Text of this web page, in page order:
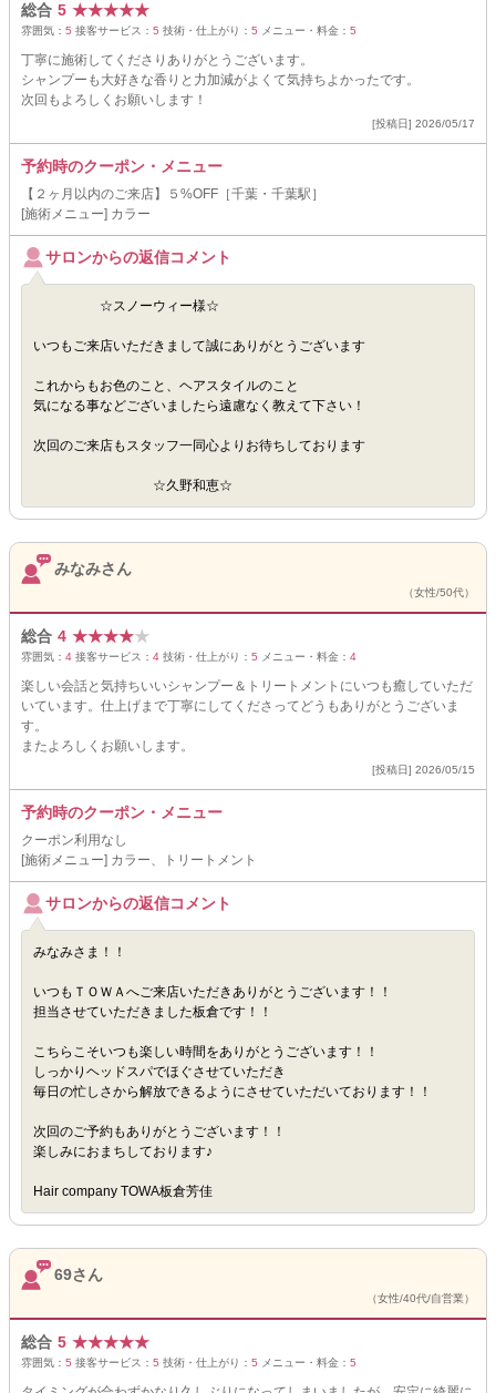
総合 5 ★★★★★
雰囲気： 5 接客サービス： 5 技術・仕上がり： 5 メニュー・料金： 5
丁寧に施術してくださりありがとうございます。
シャンプーも大好きな香りと力加減がよくて気持ちよかったです。
次回もよろしくお願いします！
[投稿日] 2026/05/17
予約時のクーポン・メニュー
【２ヶ月以内のご来店】５%OFF［千葉・千葉駅］
[施術メニュー] カラー
サロンからの返信コメント
☆スノーウィー様☆
いつもご来店いただきまして誠にありがとうございます
これからもお色のこと、ヘアスタイルのこと
気になる事などございましたら遠慮なく教えて下さい！
次回のご来店もスタッフ一同心よりお待ちしております
☆久野和恵☆
みなみさん
（女性/50代）
総合 4 ★★★★★
雰囲気： 4 接客サービス： 4 技術・仕上がり： 5 メニュー・料金： 4
楽しい会話と気持ちいいシャンプー＆トリートメントにいつも癒していただ
いています。仕上げまで丁寧にしてくださってどうもありがとうございま
す。
またよろしくお願いします。
[投稿日] 2026/05/15
予約時のクーポン・メニュー
クーポン利用なし
[施術メニュー] カラー、トリートメント
サロンからの返信コメント
みなみさま！！
いつもＴＯＷＡへご来店いただきありがとうございます！！
担当させていただきました板倉です！！
こちらこそいつも楽しい時間をありがとうございます！！
しっかりヘッドスパでほぐさせていただき
毎日の忙しさから解放できるようにさせていただいております！！
次回のご予約もありがとうございます！！
楽しみにおまちしております♪
Hair company TOWA板倉芳佳
69さん
（女性/40代/自営業）
総合 5 ★★★★★
雰囲気： 5 接客サービス： 5 技術・仕上がり： 5 メニュー・料金： 5